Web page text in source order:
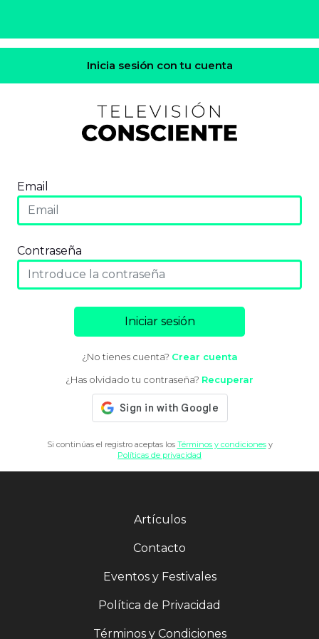
Inicia sesión con tu cuenta
Email
Contraseña
Iniciar sesión
¿No tienes cuenta? Crear cuenta
¿Has olvidado tu contraseña? Recuperar
Si continúas el registro aceptas los Términos y condicionesy
Políticas de privacidad
Artículos
Contacto
Eventos y Festivales
Política de Privacidad
Términos y Condiciones